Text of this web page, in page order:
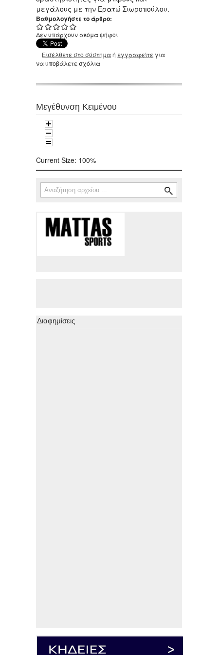
μεγάλους με την Ερατώ Σιωροπούλου.
Βαθμολογήστε το άρθρο:
Δεν υπάρχουν ακόμα ψήφοι
Εισέλθετε στο σύστημαή εγγραφείτε για
να υποβάλετε σχόλια
Μεγέθυνση Κειμένου
Current Size: 100%
Φόρμα αναζήτησης
Αναζήτηση
Διαφημίσεις